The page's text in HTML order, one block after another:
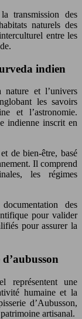
transmission des
naturels des
entre les
indien
nature et l’univers
les savoirs
et l’astronomie.
indienne inscrit en
de bien-être, basé
Il comprend
les régimes
des
pour valider
pour assurer la
représentent une
humaine et la
d’Aubusson,
artisanal.